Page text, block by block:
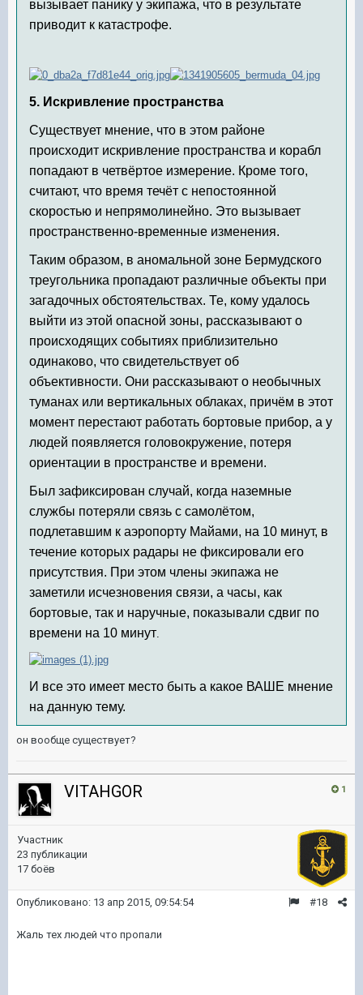
вызывает панику у экипажа, что в результате
приводит к катастрофе.
5. Искривление пространства
Существует мнение, что в этом районе
происходит искривление пространства и корабл
попадают в четвёртое измерение. Кроме того,
считают, что время течёт с непостоянной
скоростью и непрямолинейно. Это вызывает
пространственно-временные изменения.
Таким образом, в аномальной зоне Бермудского
треугольника пропадают различные объекты при
загадочных обстоятельствах. Те, кому удалось
выйти из этой опасной зоны, рассказывают о
происходящих событиях приблизительно
одинаково, что свидетельствует об
объективности. Они рассказывают о необычных
туманах или вертикальных облаках, причём в этот
момент перестают работать бортовые прибор, а у
людей появляется головокружение, потеря
ориентации в пространстве и времени.
Был зафиксирован случай, когда наземные
службы потеряли связь с самолётом,
подлетавшим к аэропорту Майами, на 10 минут, в
течение которых радары не фиксировали его
присутствия. При этом члены экипажа не
заметили исчезновения связи, а часы, как
бортовые, так и наручные, показывали сдвиг по
времени на 10 минут.
И все это имеет место быть а какое ВАШЕ мнение
на данную тему.
он вообще существует?
1
VITAHGOR
Участник
23 публикации
17 боёв
#18
Опубликовано: 13 апр 2015, 09:54:54
Жаль тех людей что пропали